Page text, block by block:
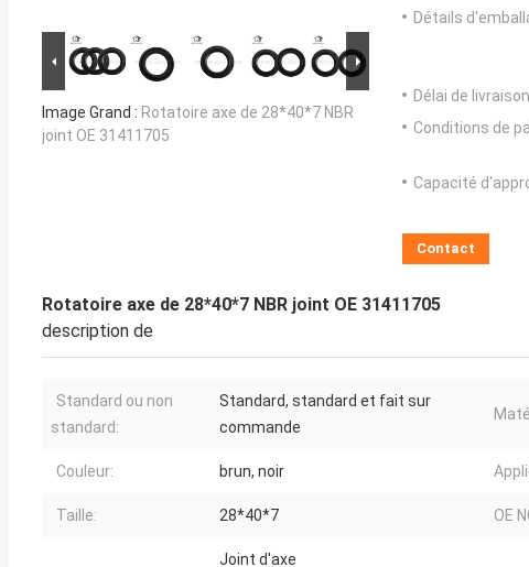
Image Grand : Rotatoire axe de 28*40*7 NBR
joint OE 31411705
Détails
Délai de
Conditions de
Capacité
Contact
Rotatoire axe de 28*40*7 NBR joint OE 31411705
description de
Standard ou non
standard:
Standard, standard et fait sur
commande
Couleur: brun, noir
Taille: 28*40*7 OE
Joint d'axe